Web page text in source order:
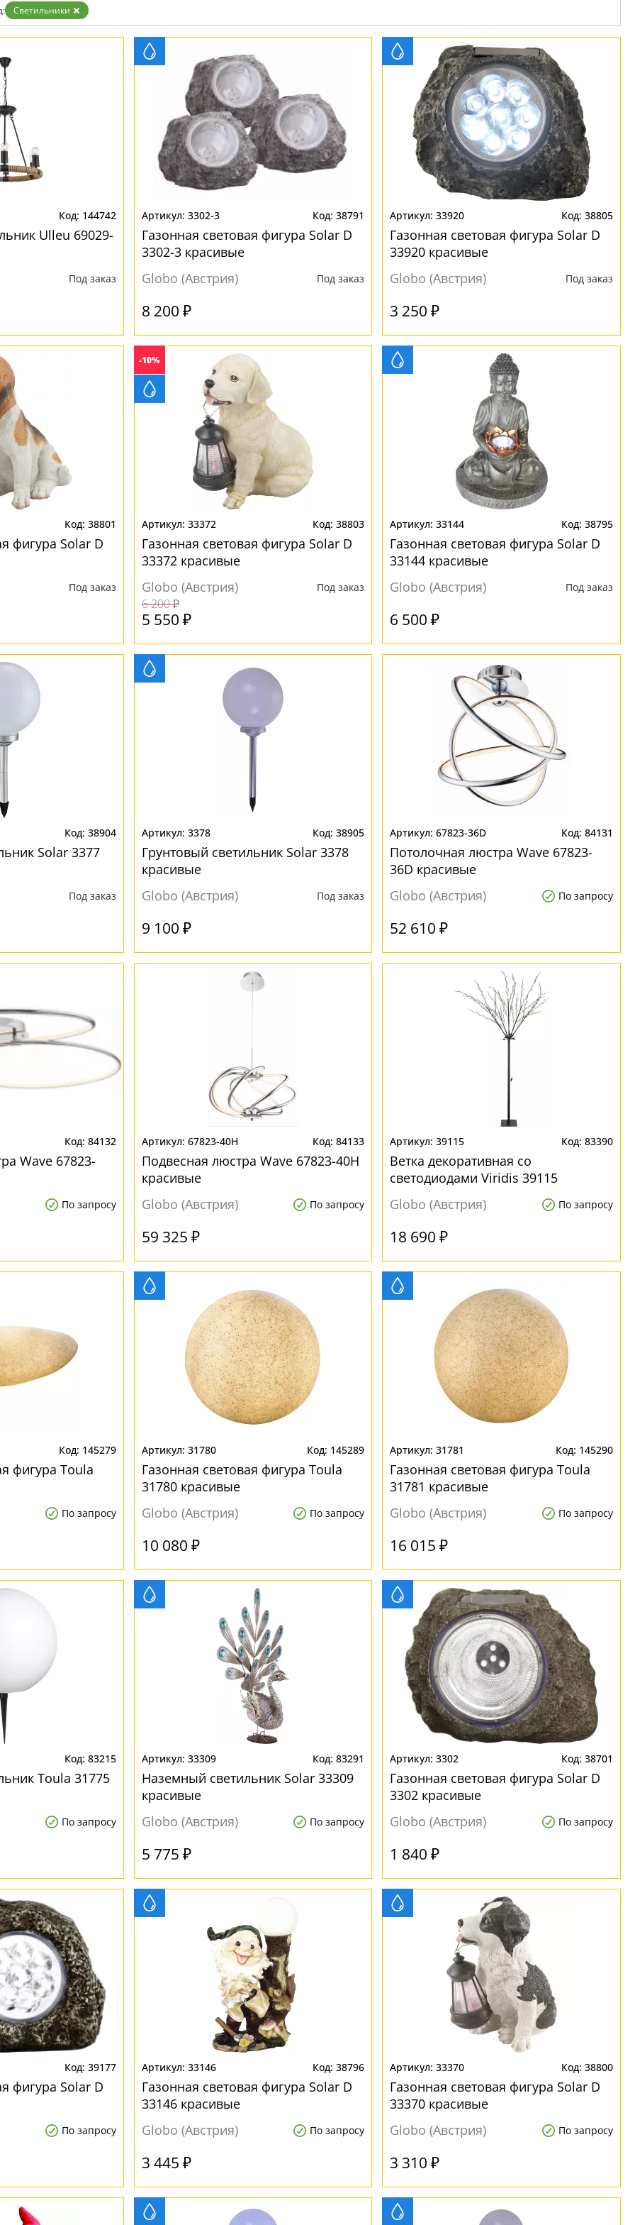
Светильники
144742
Ulleu 69029-
Под заказ
3302-3 38791
Газонная световая фигура Solar D
3302-3 красивые
Globo (Австрия)
Под заказ
8 200 ₽
33920 38805
Газонная световая фигура Solar D
33920 красивые
Globo (Австрия)
Под заказ
3 250 ₽
38801
фигура Solar D
Под заказ
-10%
33372 38803
Газонная световая фигура Solar D
33372 красивые
Globo (Австрия)
Под заказ
6 200 ₽
5 550 ₽
33144 38795
Газонная световая фигура Solar D
33144 красивые
Globo (Австрия)
Под заказ
6 500 ₽
38904
Solar 3377
Под заказ
3378 38905
Грунтовый светильник Solar 3378
красивые
Globo (Австрия)
Под заказ
9 100 ₽
67823-36D 84131
Потолочная люстра Wave 67823-
36D красивые
Globo (Австрия)
По запросу
52 610 ₽
84132
Wave 67823-
По запросу
67823-40H 84133
Подвесная люстра Wave 67823-40H
красивые
Globo (Австрия)
По запросу
59 325 ₽
39115 83390
Ветка декоративная со
светодиодами Viridis 39115
красивые
Globo (Австрия) По запросу
18 690 ₽
145279
фигура Toula
По запросу
31780 145289
Газонная световая фигура Toula
31780 красивые
Globo (Австрия)
По запросу
10 080 ₽
31781 145290
Газонная световая фигура Toula
31781 красивые
Globo (Австрия)
По запросу
16 015 ₽
83215
Toula 31775
По запросу
33309 83291
Наземный светильник Solar 33309
красивые
Globo (Австрия)
По запросу
5 775 ₽
3302 38701
Газонная световая фигура Solar D
3302 красивые
Globo (Австрия)
По запросу
1 840 ₽
39177
фигура Solar D
По запросу
33146 38796
Газонная световая фигура Solar D
33146 красивые
Globo (Австрия)
По запросу
3 445 ₽
33370 38800
Газонная световая фигура Solar D
33370 красивые
Globo (Австрия)
По запросу
3 310 ₽